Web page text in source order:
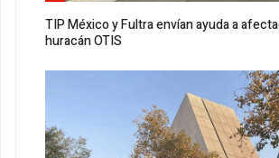
TIP México y Fultra envían ayuda a
huracán OTIS